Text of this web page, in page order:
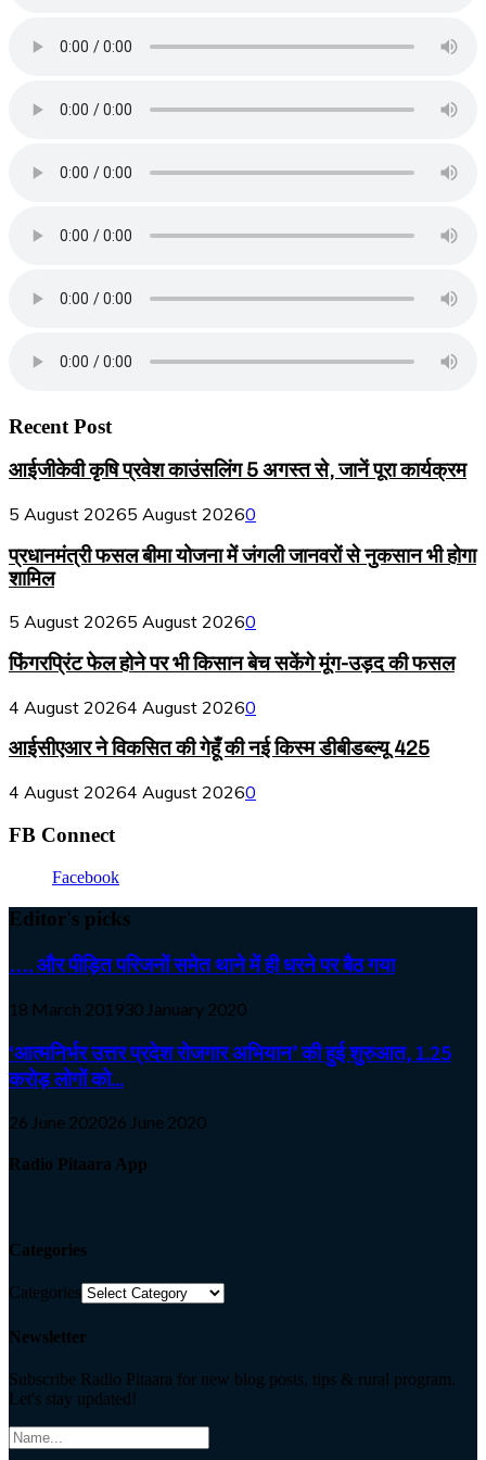
Recent Post
आईजीकेवी कृषि प्रवेश काउंसलिंग 5 अगस्त से, जानें पूरा कार्यक्रम
5 August 20265 August 20260
प्रधानमंत्री फसल बीमा योजना में जंगली जानवरों से नुकसान भी होगा
शामिल
5 August 20265 August 20260
फिंगरप्रिंट फेल होने पर भी किसान बेच सकेंगे मूंग-उड़द की फसल
4 August 20264 August 20260
आईसीएआर ने विकसित की गेहूँ की नई किस्म डीबीडब्ल्यू 425
4 August 20264 August 20260
FB Connect
Facebook
Editor's picks
…. और पीड़ित परिजनों समेत थाने में ही धरने पर बैठ गया
18 March 201930 January 2020
‘आत्मनिर्भर उत्तर प्रदेश रोजगार अभियान’ की हुई शुरुआत, 1.25
करोड़ लोगों को...
26 June 202026 June 2020
Radio Pitaara App
Categories
Categories
Newsletter
Subscribe Radio Pitaara for new blog posts, tips & rural program.
Let's stay updated!